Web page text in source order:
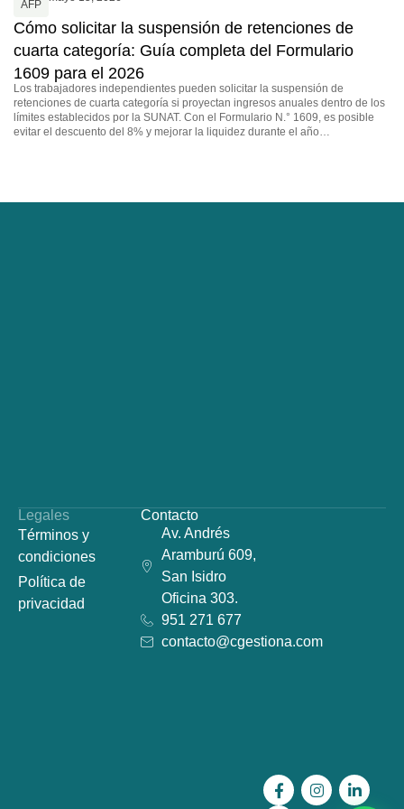
AFP
Cómo solicitar la suspensión de retenciones de
cuarta categoría: Guía completa del Formulario
1609 para el 2026
Los trabajadores independientes pueden solicitar la suspensión de
retenciones de cuarta categoría si proyectan ingresos anuales dentro de los
límites establecidos por la SUNAT. Con el Formulario N.° 1609, es posible
evitar el descuento del 8% y mejorar la liquidez durante el año…
Legales
Términos y
condiciones
Política de
privacidad
Contacto
Av. Andrés
Aramburú 609,
San Isidro
Oficina 303.
951 271 677
contacto@cgestiona.com